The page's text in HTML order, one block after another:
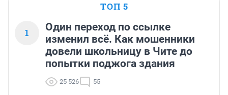
ТОП 5
1
Один переход по ссылке
изменил всё. Как мошенники
довели школьницу в Чите до
попытки поджога здания
25 526 55